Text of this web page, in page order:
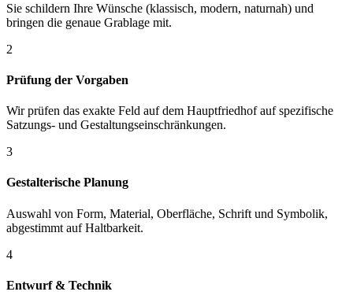
Sie schildern Ihre Wünsche (klassisch, modern, naturnah) und
bringen die genaue Grablage mit.
2
Prüfung der Vorgaben
Wir prüfen das exakte Feld auf dem Hauptfriedhof auf spezifische
Satzungs- und Gestaltungseinschränkungen.
3
Gestalterische Planung
Auswahl von Form, Material, Oberfläche, Schrift und Symbolik,
abgestimmt auf Haltbarkeit.
4
Entwurf & Technik